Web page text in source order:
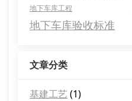
地下车库工程
地下车库验收标准
文章分类
基建工艺(1)